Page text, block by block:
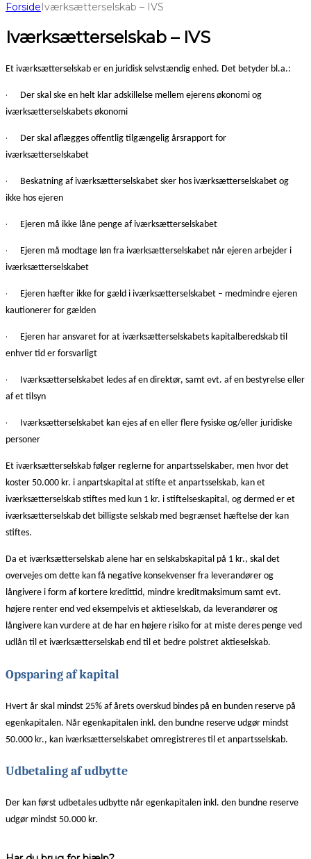
ForsideIværksætterselskab – IVS
Iværksætterselskab – IVS
Et iværksætterselskab er en juridisk selvstændig enhed. Det betyder bl.a.:
·
Der skal ske en helt klar adskillelse mellem ejerens økonomi og
iværksætterselskabets økonomi
·
Der skal aflægges offentlig tilgængelig årsrapport for
iværksætterselskabet
·
Beskatning af iværksætterselskabet sker hos iværksætterselskabet og
ikke hos ejeren
· Ejeren må ikke låne penge af iværksætterselskabet
·
Ejeren må modtage løn fra iværksætterselskabet når ejeren arbejder i
iværksætterselskabet
·
Ejeren hæfter ikke for gæld i iværksætterselskabet – medmindre ejeren
kautionerer for gælden
·
Ejeren har ansvaret for at iværksætterselskabets kapitalberedskab til
enhver tid er forsvarligt
·
Iværksætterselskabet ledes af en direktør, samt evt. af en bestyrelse eller
af et tilsyn
·
Iværksætterselskabet kan ejes af en eller flere fysiske og/eller juridiske
personer
Et iværksætterselskab følger reglerne for anpartsselskaber, men hvor det
koster 50.000 kr. i anpartskapital at stifte et anpartsselskab, kan et
iværksætterselskab stiftes med kun 1 kr. i stiftelseskapital, og dermed er et
iværksætterselskab det billigste selskab med begrænset hæftelse der kan
stiftes.
Da et iværksætterselskab alene har en selskabskapital på 1 kr., skal det
overvejes om dette kan få negative konsekvenser fra leverandører og
långivere i form af kortere kredittid, mindre kreditmaksimum samt evt.
højere renter end ved eksempelvis et aktieselskab, da leverandører og
långivere kan vurdere at de har en højere risiko for at miste deres penge ved
udlån til et iværksætterselskab end til et bedre polstret aktieselskab.
Opsparing af kapital
Hvert år skal mindst 25% af årets overskud bindes på en bunden reserve på
egenkapitalen. Når egenkapitalen inkl. den bundne reserve udgør mindst
50.000 kr., kan iværksætterselskabet omregistreres til et anpartsselskab.
Udbetaling af udbytte
Der kan først udbetales udbytte når egenkapitalen inkl. den bundne reserve
udgør mindst 50.000 kr.